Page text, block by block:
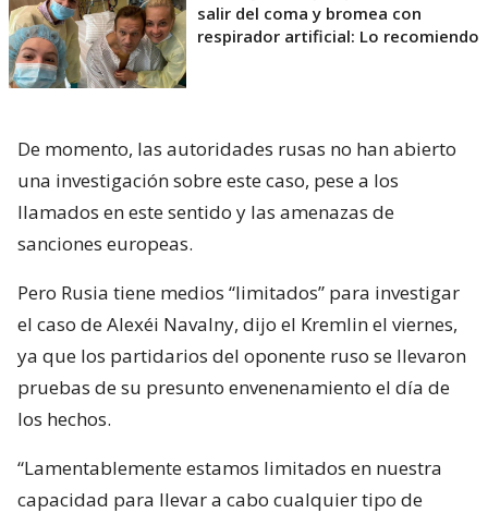
salir del coma y bromea con
respirador artificial: Lo recomiendo
De momento, las autoridades rusas no han abierto
una investigación sobre este caso, pese a los
llamados en este sentido y las amenazas de
sanciones europeas.
Pero Rusia tiene medios “limitados” para investigar
el caso de Alexéi Navalny, dijo el Kremlin el viernes,
ya que los partidarios del oponente ruso se llevaron
pruebas de su presunto envenenamiento el día de
los hechos.
“Lamentablemente estamos limitados en nuestra
capacidad para llevar a cabo cualquier tipo de